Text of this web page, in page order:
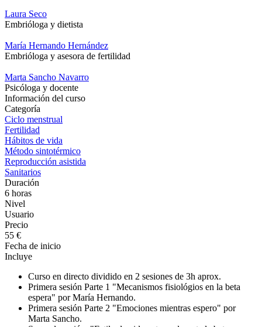
Laura Seco
Embrióloga y dietista
María Hernando Hernández
Embrióloga y asesora de fertilidad
Marta Sancho Navarro
Psicóloga y docente
Información del curso
Categoría
Ciclo menstrual
Fertilidad
Hábitos de vida
Método sintotérmico
Reproducción asistida
Sanitarios
Duración
6 horas
Nivel
Usuario
Precio
55 €
Fecha de inicio
Incluye
Curso en directo dividido en 2 sesiones de 3h aprox.
Primera sesión Parte 1 "Mecanismos fisiológios en la beta
espera" por María Hernando.
Primera sesión Parte 2 "Emociones mientras espero" por
Marta Sancho.